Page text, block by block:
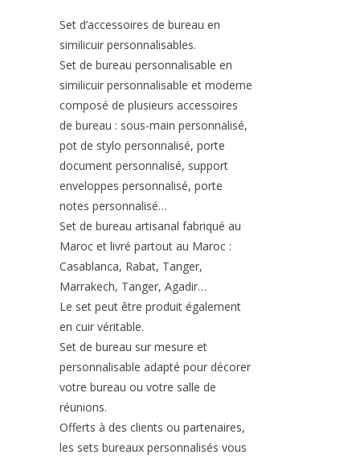
Set d’accessoires de bureau en
similicuir personnalisables.
Set de bureau personnalisable en
similicuir personnalisable et moderne
composé de plusieurs accessoires
de bureau : sous-main personnalisé,
pot de stylo personnalisé, porte
document personnalisé, support
enveloppes personnalisé, porte
notes personnalisé…
Set de bureau artisanal fabriqué au
Maroc et livré partout au Maroc :
Casablanca, Rabat, Tanger,
Marrakech, Tanger, Agadir…
Le set peut être produit également
en cuir véritable.
Set de bureau sur mesure et
personnalisable adapté pour décorer
votre bureau ou votre salle de
réunions.
Offerts à des clients ou partenaires,
les sets bureaux personnalisés vous